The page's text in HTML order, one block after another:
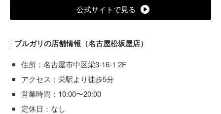
公式サイトで見る
ブルガリの店舗情報（名古屋松坂屋店）
住所：名古屋市中区栄3-16-1 2F
アクセス：栄駅より徒歩5分
営業時間：10:00〜20:00
定休日：なし